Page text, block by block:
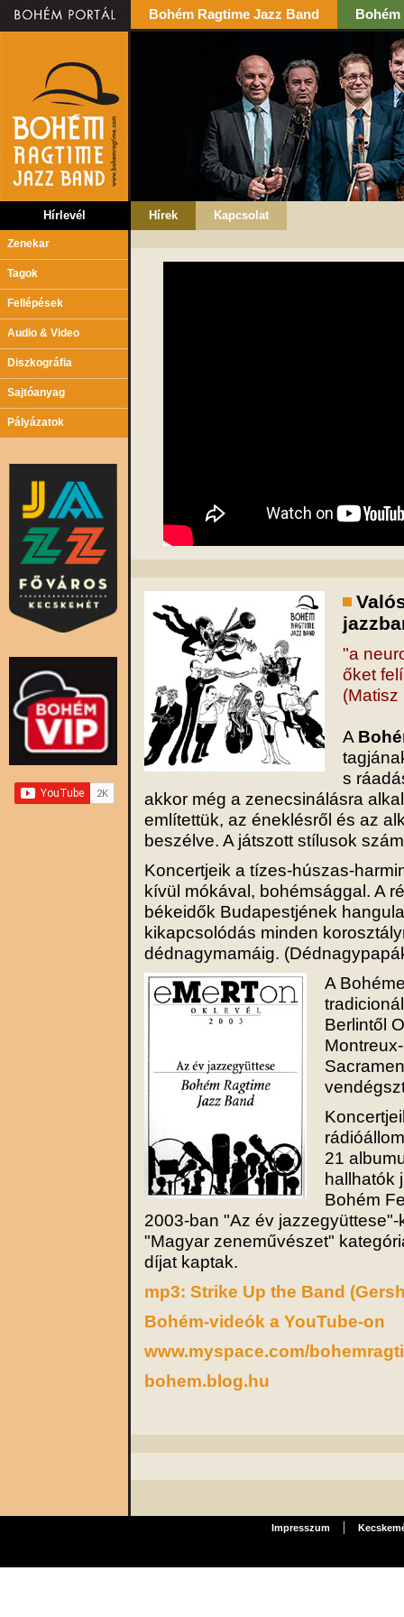
Bohém Ragtime Jazz Band Bohém
Hírlevél Hírek Kapcsolat
Zenekar
Tagok
Fellépések
Audio & Video
Diszkográfia
Sajtóanyag
Pályázatok
"a
őket
(Matisz
A
s
akkor még a zenecsinálásra
említettük, az éneklésről és az
beszélve. A játszott stílusok
Koncertjeik a tízes-húszas-
kívül mókával, bohémsággal. A
békeidők Budapestjének
kikapcsolódás minden
dédnagymamáig.
A
Berlintől
21
hallhatók
Bohém
2003-ban "Az év
"Magyar zeneművészet"
díjat kaptak.
mp3: Strike Up the Band
Bohém-videók a YouTube-on
www.myspace.com/
bohem.blog.hu
Impresszum |